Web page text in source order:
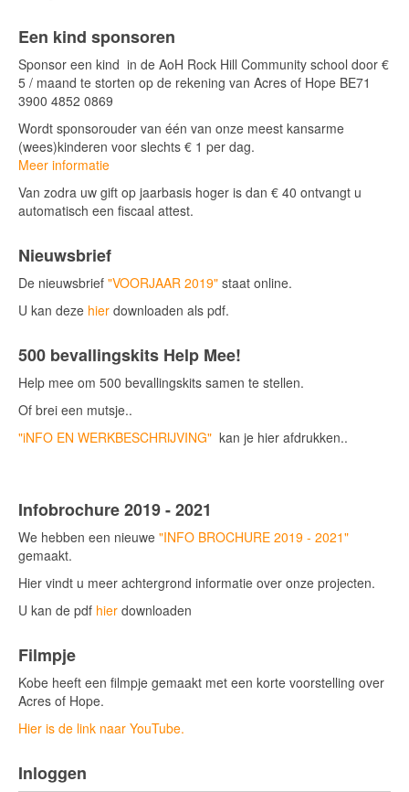
Een kind sponsoren
Sponsor een kind in de AoH Rock Hill Community school door €
5 / maand te storten op de rekening van Acres of Hope BE71
3900 4852 0869
Wordt sponsorouder van één van onze meest kansarme
(wees)kinderen voor slechts € 1 per dag.
Meer informatie
Van zodra uw gift op jaarbasis hoger is dan € 40 ontvangt u
automatisch een fiscaal attest.
Nieuwsbrief
De nieuwsbrief "VOORJAAR 2019" staat online.
U kan deze hier downloaden als pdf.
500 bevallingskits Help Mee!
Help mee om 500 bevallingskits samen te stellen.
Of brei een mutsje..
"iNFO EN WERKBESCHRIJVING" kan je hier afdrukken..
Infobrochure 2019 - 2021
We hebben een nieuwe "INFO BROCHURE 2019 - 2021"
gemaakt.
Hier vindt u meer achtergrond informatie over onze projecten.
U kan de pdf hier downloaden
Filmpje
Kobe heeft een filmpje gemaakt met een korte voorstelling over
Acres of Hope.
Hier is de link naar YouTube.
Inloggen